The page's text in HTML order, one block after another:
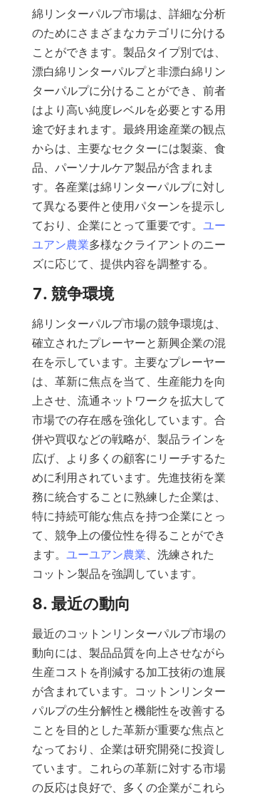
綿リンターパルプ市場は、詳細な分析
のためにさまざまなカテゴリに分ける
ことができます。製品タイプ別では、
漂白綿リンターパルプと非漂白綿リン
ターパルプに分けることができ、前者
はより高い純度レベルを必要とする用
途で好まれます。最終用途産業の観点
からは、主要なセクターには製薬、食
品、パーソナルケア製品が含まれま
す。各産業は綿リンターパルプに対し
て異なる要件と使用パターンを提示し
ており、企業にとって重要です。 ユー
ユアン農業多様なクライアントのニー
ズに応じて、提供内容を調整する。
7. 競争環境
綿リンターパルプ市場の競争環境は、
確立されたプレーヤーと新興企業の混
在を示しています。主要なプレーヤー
は、革新に焦点を当て、生産能力を向
上させ、流通ネットワークを拡大して
市場での存在感を強化しています。合
併や買収などの戦略が、製品ラインを
広げ、より多くの顧客にリーチするた
めに利用されています。先進技術を業
務に統合することに熟練した企業は、
特に持続可能な焦点を持つ企業にとっ
て、競争上の優位性を得ることができ
ます。 ユーユアン農業、洗練された
コットン製品を強調しています。
8. 最近の動向
最近のコットンリンターパルプ市場の
動向には、製品品質を向上させながら
生産コストを削減する加工技術の進展
が含まれています。コットンリンター
パルプの生分解性と機能性を改善する
ことを目的とした革新が重要な焦点と
なっており、企業は研究開発に投資し
ています。これらの革新に対する市場
の反応は良好で、多くの企業がこれら